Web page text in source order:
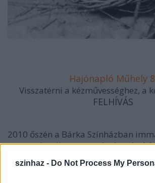
szinhaz - Do Not Process My
Hajónapló Műhely
Visszatérni a kézművességhez, a
FELHÍVÁS
2010 őszén a Bárka Színházban
csoport kezdi meg tanulmányait. A
színikritikus- és dramaturg-
felelősen gondolkodó